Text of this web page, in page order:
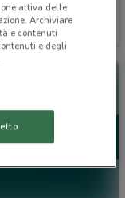
Assicurazioni
12
attiva delle
Archiviare
e contenuti
e degli